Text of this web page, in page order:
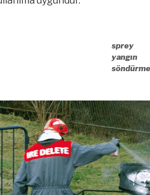
sprey
yangın
söndürme